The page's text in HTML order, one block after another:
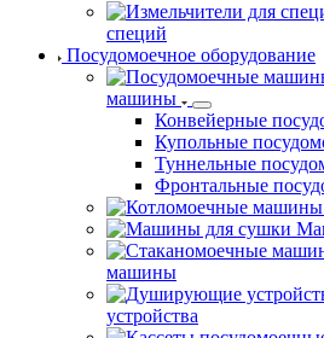
специй
Посудомоечное оборудование
машины
Конвейерные
Купольные
Туннельные
Фронтальные
машины
устройства